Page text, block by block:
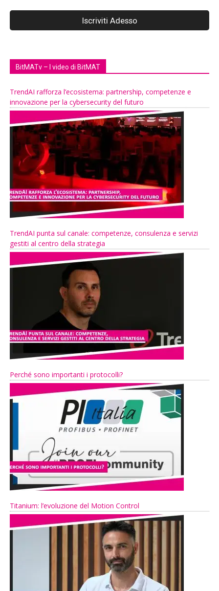
BitMATv – I video di BitMAT
TrendAI rafforza l’ecosistema: partnership, competenze e
innovazione per la cybersecurity del futuro
TrendAI punta sul canale: competenze, consulenza e servizi
gestiti al centro della strategia
Perché sono importanti i protocolli?
Titanium: l’evoluzione del Motion Control